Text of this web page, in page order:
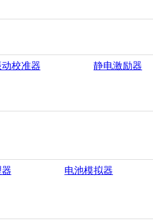
动校准器 静电激励器
电池模拟器